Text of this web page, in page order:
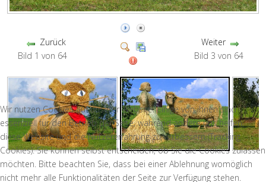
Zurück
Bild 1 von 64
Weiter
Bild 3 von 64
Wir nutzen Cookies auf unserer Website. Einige von ihnen sind
essenziell für den Betrieb der Seite, während andere uns helfen,
diese Website und die Nutzererfahrung zu verbessern (Tracking
Cookies). Sie können selbst entscheiden, ob Sie die Cookies zulassen
möchten. Bitte beachten Sie, dass bei einer Ablehnung womöglich
nicht mehr alle Funktionalitäten der Seite zur Verfügung stehen.